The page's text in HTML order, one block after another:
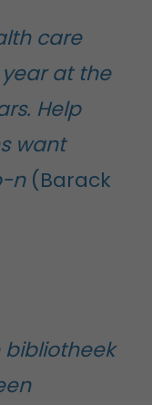
care
at the
Help
want
n(Barack
bibliotheek